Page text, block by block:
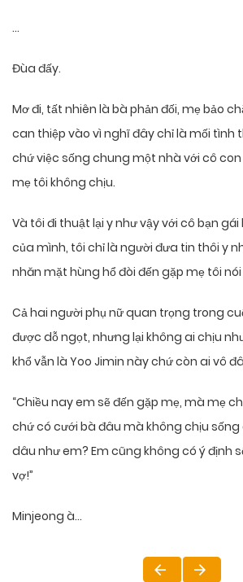
…
Đùa đấy.
Mơ đi, tất nhiên là bà phản đối, mẹ bảo
can thiệp vào vì nghĩ đây chỉ là mối tình
chứ việc sống chung một nhà với cô
mẹ tôi không chịu.
Và tôi đi thuật lại y như vậy với cô bạn
của mình, tôi chỉ là người đưa tin thôi y
nhăn mặt hùng hổ đòi đến gặp mẹ tôi
Cả hai người phụ nữ quan trọng trong
được dỗ ngọt, nhưng lại không ai chịu
khổ vẫn là Yoo Jimin này chứ còn ai vô
“Chiều nay em sẽ đến gặp mẹ, mà mẹ
chứ có cưới bà đâu mà không chịu
dâu như em? Em cũng không có ý định
vợ!”
Minjeong à…